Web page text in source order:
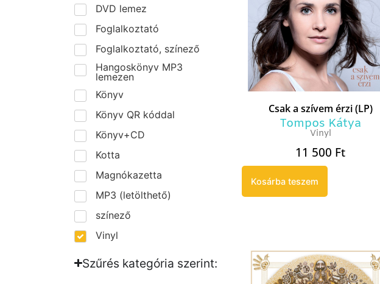
DVD lemez
Foglalkoztató
Foglalkoztató, színező
Hangoskönyv MP3
lemezen
Könyv
Könyv QR kóddal
Könyv+CD
Kotta
Magnókazetta
MP3 (letölthető)
színező
Vinyl
Szűrés kategória szerint:
Csak a szívem érzi (LP)
Tompos Kátya
Vinyl
11 500 Ft
Kosárba teszem